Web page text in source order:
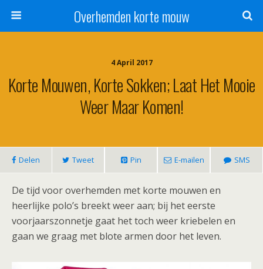
Overhemden korte mouw
4 April 2017
Korte Mouwen, Korte Sokken; Laat Het Mooie
Weer Maar Komen!
Delen Tweet Pin E-mailen SMS
De tijd voor overhemden met korte mouwen en
heerlijke polo’s breekt weer aan; bij het eerste
voorjaarszonnetje gaat het toch weer kriebelen en
gaan we graag met blote armen door het leven.